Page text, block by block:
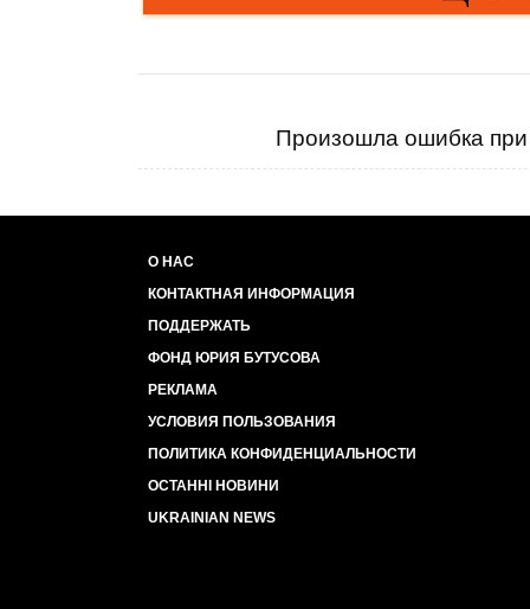
Произошла ошибка при
О НАС
КОНТАКТНАЯ ИНФОРМАЦИЯ
ПОДДЕРЖАТЬ
ФОНД ЮРИЯ БУТУСОВА
РЕКЛАМА
УСЛОВИЯ ПОЛЬЗОВАНИЯ
ПОЛИТИКА КОНФИДЕНЦИАЛЬНОСТИ
ОСТАННІ НОВИНИ
UKRAINIAN NEWS